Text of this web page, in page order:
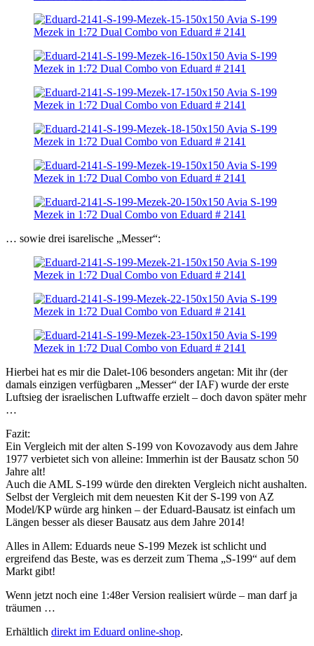
… sowie drei isarelische „Messer“:
Hierbei hat es mir die Dalet-106 besonders angetan: Mit ihr (der
damals einzigen verfügbaren „Messer“ der IAF) wurde der erste
Luftsieg der israelischen Luftwaffe erzielt – doch davon später mehr
…
Fazit:
Ein Vergleich mit der alten S-199 von Kovozavody aus dem Jahre
1977 verbietet sich von alleine: Immerhin ist der Bausatz schon 50
Jahre alt!
Auch die AML S-199 würde den direkten Vergleich nicht aushalten.
Selbst der Vergleich mit dem neuesten Kit der S-199 von AZ
Model/KP würde arg hinken – der Eduard-Bausatz ist einfach um
Längen besser als dieser Bausatz aus dem Jahre 2014!
Alles in Allem: Eduards neue S-199 Mezek ist schlicht und
ergreifend das Beste, was es derzeit zum Thema „S-199“ auf dem
Markt gibt!
Wenn jetzt noch eine 1:48er Version realisiert würde – man darf ja
träumen …
Erhältlich direkt im Eduard online-shop.